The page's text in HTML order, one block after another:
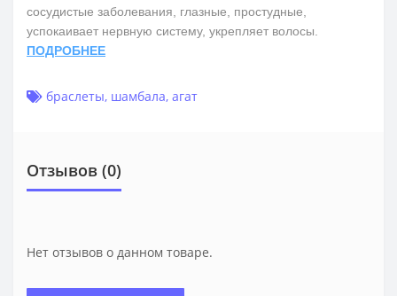
сосудистые заболевания, глазные, простудные,
успокаивает нервную систему, укрепляет волосы.
ПОДРОБНЕЕ
браслеты, шамбала, агат
Отзывов (0)
Нет отзывов о данном товаре.